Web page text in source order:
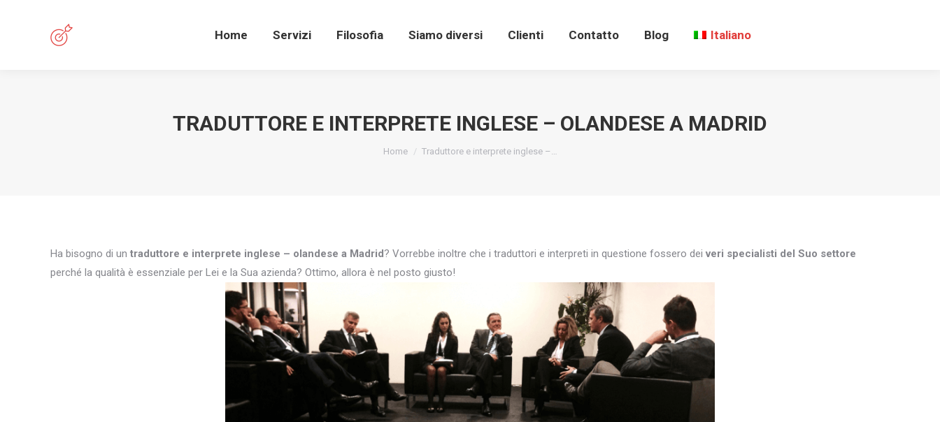
Home Servizi Filosofia Siamo diversi Clienti Contatto Blog Italiano
TRADUTTORE E INTERPRETE INGLESE – OLANDESE A MADRID
You are here:
Home Traduttore e interprete inglese –…
Ha bisogno di un traduttore e interprete inglese – olandese a Madrid? Vorrebbe inoltre che i traduttori e interpreti in questione fossero dei veri specialisti del Suo settore
perché la qualità è essenziale per Lei e la Sua azienda? Ottimo, allora è nel posto giusto!